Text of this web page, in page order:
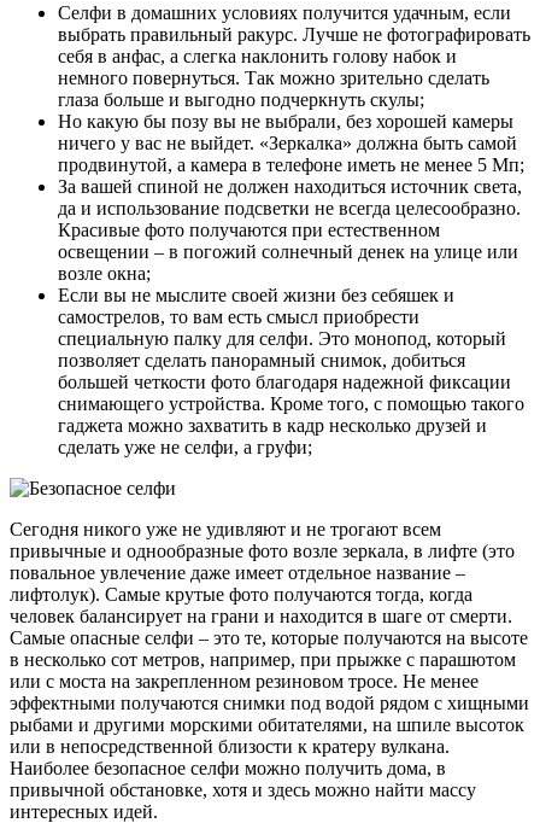
Селфи в домашних условиях получится удачным, если
выбрать правильный ракурс. Лучше не фотографировать
себя в анфас, а слегка наклонить голову набок и
немного повернуться. Так можно зрительно сделать
глаза больше и выгодно подчеркнуть скулы;
Но какую бы позу вы не выбрали, без хорошей камеры
ничего у вас не выйдет. «Зеркалка» должна быть самой
продвинутой, а камера в телефоне иметь не менее 5 Мп;
За вашей спиной не должен находиться источник света,
да и использование подсветки не всегда целесообразно.
Красивые фото получаются при естественном
освещении – в погожий солнечный денек на улице или
возле окна;
Если вы не мыслите своей жизни без себяшек и
самострелов, то вам есть смысл приобрести
специальную палку для селфи. Это монопод, который
позволяет сделать панорамный снимок, добиться
большей четкости фото благодаря надежной фиксации
снимающего устройства. Кроме того, с помощью такого
гаджета можно захватить в кадр несколько друзей и
сделать уже не селфи, а груфи;
Сегодня никого уже не удивляют и не трогают всем
привычные и однообразные фото возле зеркала, в лифте (это
повальное увлечение даже имеет отдельное название –
лифтолук). Самые крутые фото получаются тогда, когда
человек балансирует на грани и находится в шаге от смерти.
Самые опасные селфи – это те, которые получаются на высоте
в несколько сот метров, например, при прыжке с парашютом
или с моста на закрепленном резиновом тросе. Не менее
эффектными получаются снимки под водой рядом с хищными
рыбами и другими морскими обитателями, на шпиле высоток
или в непосредственной близости к кратеру вулкана.
Наиболее безопасное селфи можно получить дома, в
привычной обстановке, хотя и здесь можно найти массу
интересных идей.